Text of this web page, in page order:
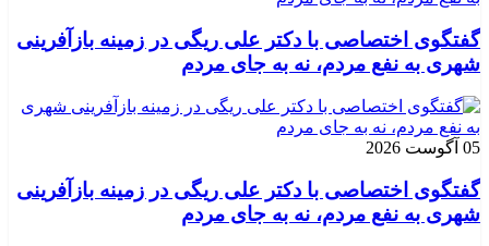
گفتگوی اختصاصی با دکتر علی ریگی در زمینه بازآفرینی
شهری به نفع مردم، نه به جای مردم
05 آگوست 2026
گفتگوی اختصاصی با دکتر علی ریگی در زمینه بازآفرینی
شهری به نفع مردم، نه به جای مردم